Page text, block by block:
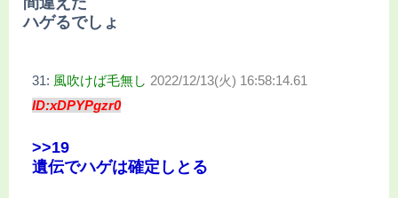
ハゲるでしょ
31: 風吹けば毛無し 2022/12/13(火) 16:58:14.61
ID:xDPYPgzr0
>>19
遺伝でハゲは確定しとる